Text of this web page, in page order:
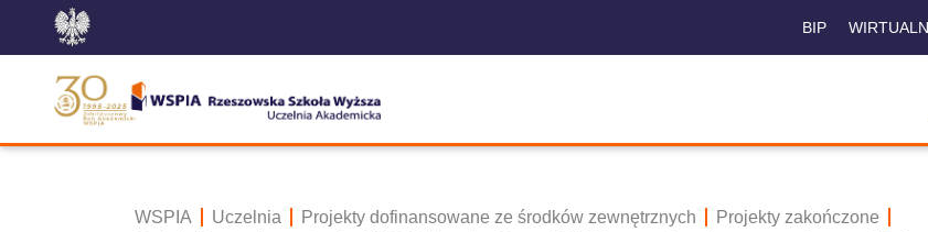
BIP
WSPIA Uczelnia Projekty dofinansowane ze środków zewnętrznych
Projekty zakończone